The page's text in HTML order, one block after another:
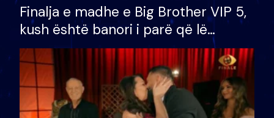
Finalja e madhe e Big Brother VIP 5,
kush është banori i parë që lë
shtëpinë dhe humb mundësinë për
të fituar çmimin e madh